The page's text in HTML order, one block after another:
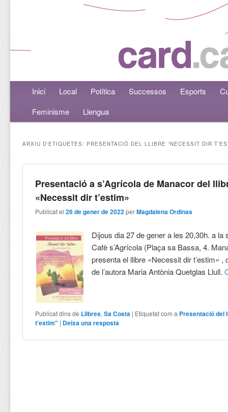
Menú principalAneu al contingut principal
Aneu al contingut secundari
Inici Local Política Successos Esports
Feminisme
Llengua
ARXIU D'ETIQUETES: PRESENTACIÓ DEL LLIBRE “NECESSIT DIR
Presentació a s’Agrícola de Manacor del
«Necessit dir t’estim»
Publicat el26 de gener de 2022 perMagdalena Ordinas
Dijous dia 27 de gener a les 20,30h. a la
Cafè s’Agrícola (Plaça sa Bassa, 4.
presenta el llibre «Necessit dir t’estim» ,
de l’autora Maria Antònia Quetglas Llull.
Publicat dins de Llibres,Sa Costa | Etiquetat com a Presentació del
t'estim" | Deixa una resposta